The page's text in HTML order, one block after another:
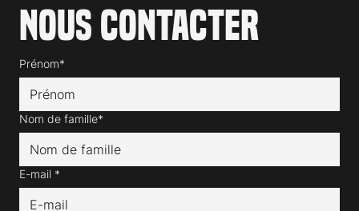
Nous contacter
Prénom*
Nom de famille*
E-mail *